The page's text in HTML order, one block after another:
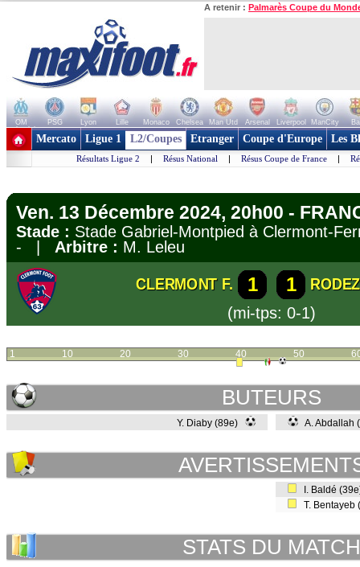
A retenir : Palmarès Coupe du
OM PSG Lyon Lille Monaco Chelsea Man Utd Arsenal Liverpool ManCity
+ de clubs
Mercato Ligue 1 L2/Coupes Etranger Coupe d'Europe Les
Résultats Ligue 2 | Résus National | Résus Coupe de France |
Ven. 13 Décembre 2024, 20h00 -
Stade : Stade Gabriel-Montpied à Clermont-
- | Arbitre : M. Leleu
CLERMONT F. 1 1
RODEZ
(mi-tps: 0-1)
1 10 20 30 40 50
BUTEURS
Y. Diaby (89e) A. Abdallah
I. Baldé
T.
STATS DU MATCH